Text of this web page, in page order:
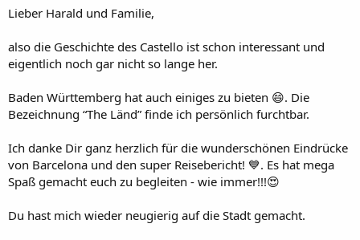
Lieber Harald und Familie,
also die Geschichte des Castello ist schon interessant und
eigentlich noch gar nicht so lange her.
Baden Württemberg hat auch einiges zu bieten 😄. Die
Bezeichnung “The Länd” finde ich persönlich furchtbar.
Ich danke Dir ganz herzlich für die wunderschönen Eindrücke
von Barcelona und den super Reisebericht! 💙. Es hat mega
Spaß gemacht euch zu begleiten - wie immer!!!😍
Du hast mich wieder neugierig auf die Stadt gemacht.